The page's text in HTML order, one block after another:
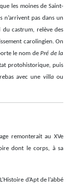
les moines de Saint-
n’arrivent pas dans un
du castrum, relève des
carolingien. On
le nom dePré de la
protohistorique, puis
avec une villaou
remonterait au XVe
dont le corps, à sa
d’Apt de l’abbé